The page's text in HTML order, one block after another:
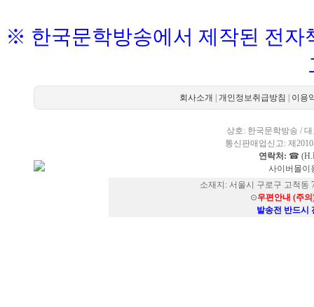
※ 한국문학방송에서 제작된 전자
회사소개 개인정보취급방침 이용
상호: 한국문학방송 /
통신판매업신고: 제
연락처: ☎
사이버몰이
소재지: 서울시 구로구 고척동
⊙우편안내 (주
발송전 반드시